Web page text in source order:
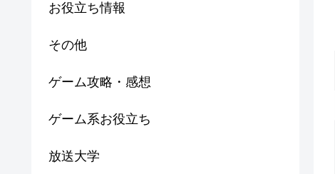
お役立ち情報
その他
ゲーム攻略・感想
ゲーム系お役立ち
放送大学